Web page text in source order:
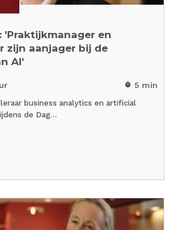
'Praktijkmanager en
zijn aanjager bij de
AI'
timer 5 min
business analytics en artificial
de Dag…